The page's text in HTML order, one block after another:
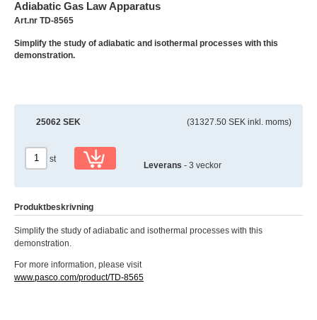
Adiabatic Gas Law Apparatus
Art.nr TD-8565
Simplify the study of adiabatic and isothermal processes with this
demonstration.
25062 SEK (31327.50 SEK inkl. moms)
st
Leverans - 3 veckor
Produktbeskrivning
Simplify the study of adiabatic and isothermal processes with this
demonstration.
For more information, please visit
www.pasco.com/product/TD-8565